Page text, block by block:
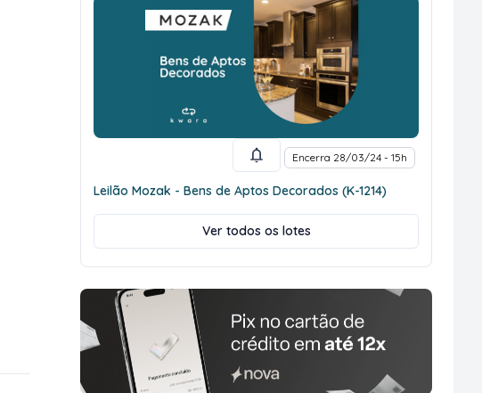
Encerra 28/03/24 - 15h
Leilão Mozak - Bens de Aptos Decorados (K-1214)
Ver todos os lotes